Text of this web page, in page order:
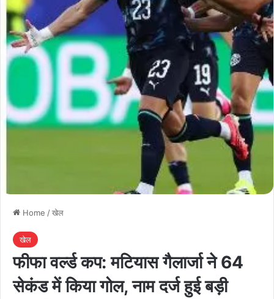
Home /खेल
खेल
फीफा वर्ल्ड कप: मटियास गैलार्जा ने 64
सेकंड में किया गोल, नाम दर्ज हुई बड़ी